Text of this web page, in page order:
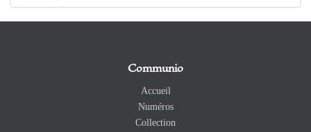
Communio
Accueil
Numéros
Collection